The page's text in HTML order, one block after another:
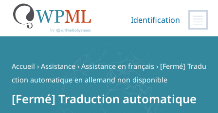
contenu
Identification
Accueil › Assistance › Assistance en français › [Fermé] Tradu
ction automatique en allemand non disponible
[Fermé] Traduction automatique